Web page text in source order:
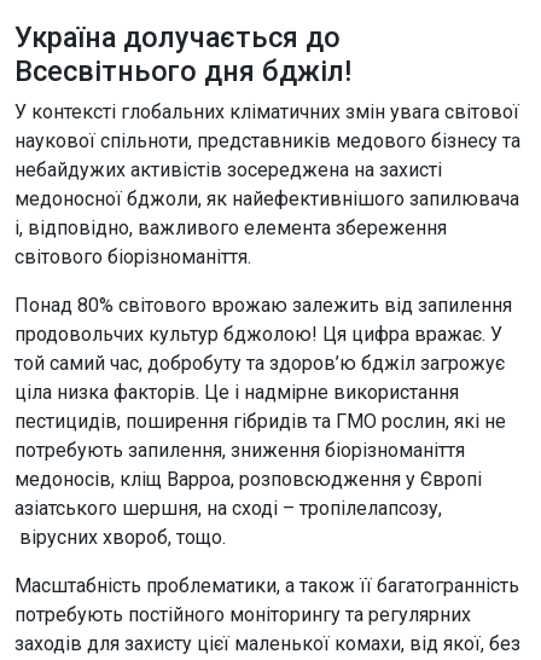
Україна долучається до
Всесвітнього дня бджіл!
У контексті глобальних кліматичних змін увага світової
наукової спільноти, представників медового бізнесу та
небайдужих активістів зосереджена на захисті
медоносної бджоли, як найефективнішого запилювача
і, відповідно, важливого елемента збереження
світового біорізноманіття.
Понад 80% світового врожаю залежить від запилення
продовольчих культур бджолою! Ця цифра вражає. У
той самий час, добробуту та здоров’ю бджіл загрожує
ціла низка факторів. Це і надмірне використання
пестицидів, поширення гібридів та ГМО рослин, які не
потребують запилення, зниження біорізноманіття
медоносів, кліщ Варроа, розповсюдження у Європі
азіатського шершня, на сході – тропілелапсозу,
вірусних хвороб, тощо.
Масштабність проблематики, а також її багатогранність
потребують постійного моніторингу та регулярних
заходів для захисту цієї маленької комахи, від якої, без